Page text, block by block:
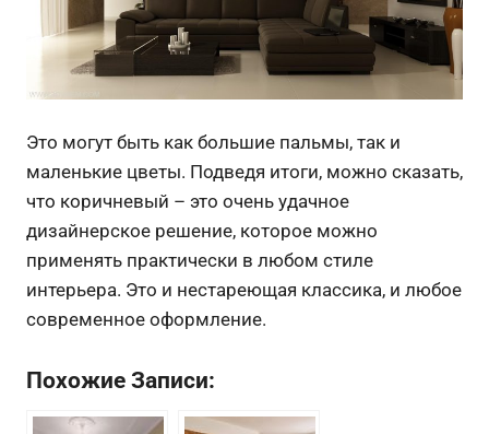
Это могут быть как большие пальмы, так и
маленькие цветы. Подведя итоги, можно сказать,
что коричневый – это очень удачное
дизайнерское решение, которое можно
применять практически в любом стиле
интерьера. Это и нестареющая классика, и любое
современное оформление.
Похожие Записи: